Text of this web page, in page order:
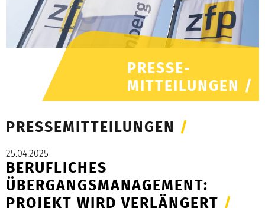
PRESSE-
MITTEILUNGEN /
PRESSEMITTEILUNGEN /
25.04.2025
BERUFLICHES
ÜBERGANGSMANAGEMENT:
PROJEKT WIRD VERLÄNGERT /